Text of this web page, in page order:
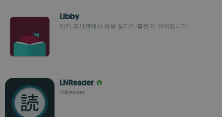
Libby
이제 도서관에서 책을 찾기가 훨씬 더 쉬워집니다
LNReader
LNReader